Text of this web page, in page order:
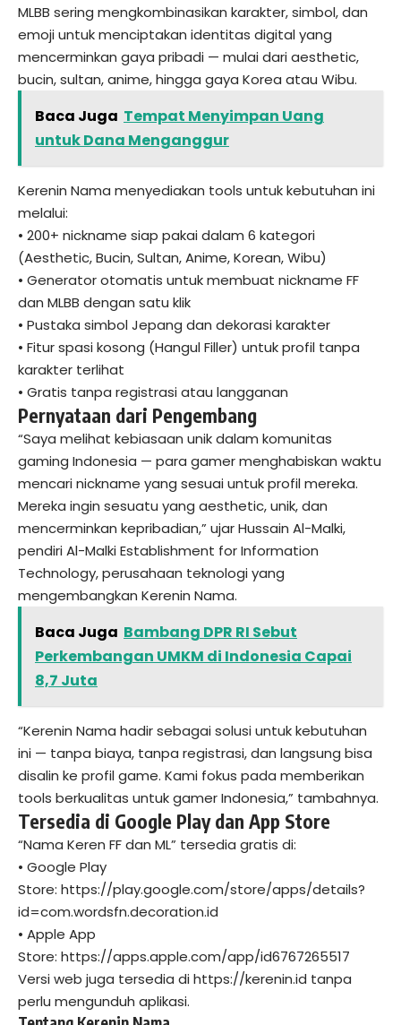
MLBB sering mengkombinasikan karakter, simbol, dan
emoji untuk menciptakan identitas digital yang
mencerminkan gaya pribadi — mulai dari aesthetic,
bucin, sultan, anime, hingga gaya Korea atau Wibu.
Baca Juga Tempat Menyimpan Uang
untuk Dana Menganggur
Kerenin Nama menyediakan tools untuk kebutuhan ini
melalui:
• 200+ nickname siap pakai dalam 6 kategori
(Aesthetic, Bucin, Sultan, Anime, Korean, Wibu)
• Generator otomatis untuk membuat nickname FF
dan MLBB dengan satu klik
• Pustaka simbol Jepang dan dekorasi karakter
• Fitur spasi kosong (Hangul Filler) untuk profil tanpa
karakter terlihat
• Gratis tanpa registrasi atau langganan
Pernyataan dari Pengembang
“Saya melihat kebiasaan unik dalam komunitas
gaming Indonesia — para gamer menghabiskan waktu
mencari nickname yang sesuai untuk profil mereka.
Mereka ingin sesuatu yang aesthetic, unik, dan
mencerminkan kepribadian,” ujar Hussain Al-Malki,
pendiri Al-Malki Establishment for Information
Technology, perusahaan teknologi yang
mengembangkan Kerenin Nama.
Baca Juga Bambang DPR RI Sebut
Perkembangan UMKM di Indonesia Capai
8,7 Juta
“Kerenin Nama hadir sebagai solusi untuk kebutuhan
ini — tanpa biaya, tanpa registrasi, dan langsung bisa
disalin ke profil game. Kami fokus pada memberikan
tools berkualitas untuk gamer Indonesia,” tambahnya.
Tersedia di Google Play dan App Store
“Nama Keren FF dan ML” tersedia gratis di:
• Google Play
Store: https://play.google.com/store/apps/details?
id=com.wordsfn.decoration.id
• Apple App
Store: https://apps.apple.com/app/id6767265517
Versi web juga tersedia dihttps://kerenin.id tanpa
perlu mengunduh aplikasi.